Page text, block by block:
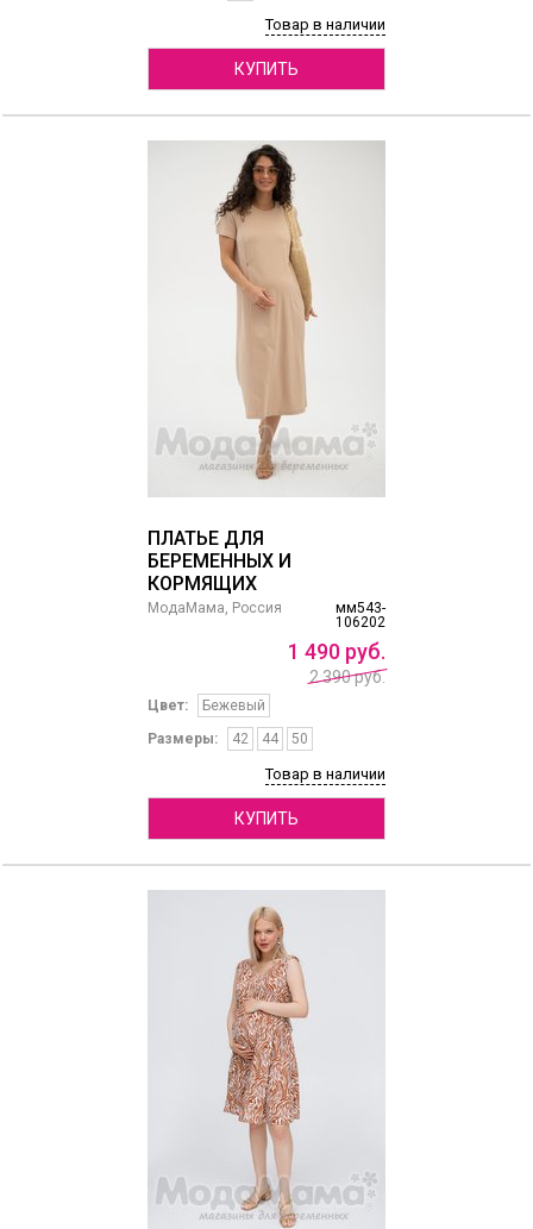
Товар в наличии
КУПИТЬ
ПЛАТЬЕ ДЛЯ
БЕРЕМЕННЫХ И
КОРМЯЩИХ
мм543-
106202
МодаМама, Россия
1 490 руб.
2 390 руб.
Цвет:
Бежевый
Размеры:
42 44 50
Товар в наличии
КУПИТЬ